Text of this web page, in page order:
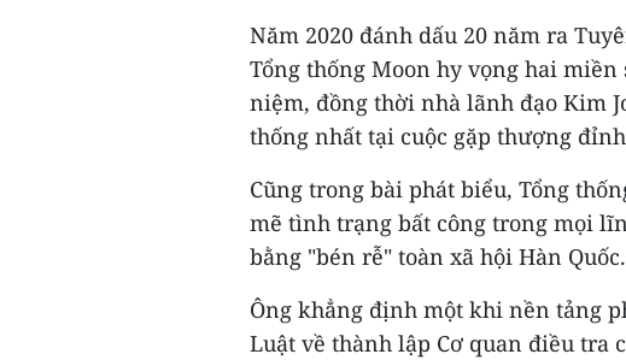
Năm 2020 đánh dấu 20 năm ra
Tổng thống Moon hy vọng hai
niệm, đồng thời nhà lãnh đạo Kim
thống nhất tại cuộc gặp thượng
Cũng trong bài phát biểu, Tổng
mẽ tình trạng bất công trong mọi
bằng "bén rễ" toàn xã hội Hàn Quốc.
Ông khẳng định một khi nền tảng
Luật về thành lập Cơ quan điều tra